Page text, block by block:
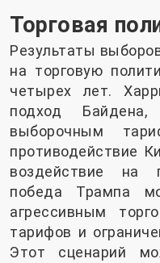
Торговая
Результаты
на торговую
четырех лет.
подход Байдена,
выборочным
противодействие
воздействие на
победа Трампа
агрессивным
тарифов и
Этот сценарий